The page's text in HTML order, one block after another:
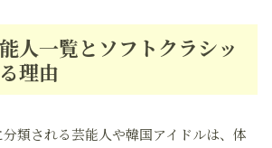
人一覧とソフトクラシッ
理由
類される芸能人や韓国アイドルは、体